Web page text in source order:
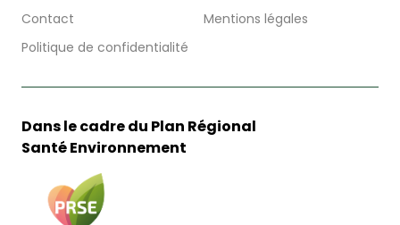
Contact
Mentions légales
Politique de confidentialité
Dans le cadre du Plan Régional
Santé Environnement